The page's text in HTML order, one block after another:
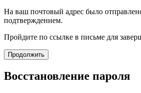
На ваш почтовый адрес было
подтверждением.
Пройдите по ссылке в письме для
Продолжить
Восстановление пароля